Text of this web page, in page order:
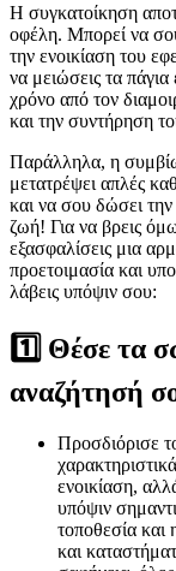
Η συγκατοίκηση
οφέλη. Μπορεί να
την ενοικίαση του
να μειώσεις τα
χρόνο από τον
και την συντήρηση
Παράλληλα, η
μετατρέψει απλές
και να σου δώσει την
ζωή! Για να βρεις
εξασφαλίσεις μια
προετοιμασία και
λάβεις υπόψιν σου:
1️⃣ Θέσε τα
αναζήτησή
Προσδιόρισε
ενοικίαση,
υπόψιν
τοποθεσία και
και